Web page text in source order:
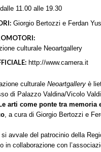
dalle 11.00 alle 19.30
Giorgio Bertozzi e Ferdan
culturale Neoartgallery
http://www.camera.it
culturale Neoartgallery è
di Palazzo Valdina/Vicolo
arti come ponte tra memoria
, a cura di Giorgio Bertozzi e
si avvale del patrocinio della
in collaborazione con